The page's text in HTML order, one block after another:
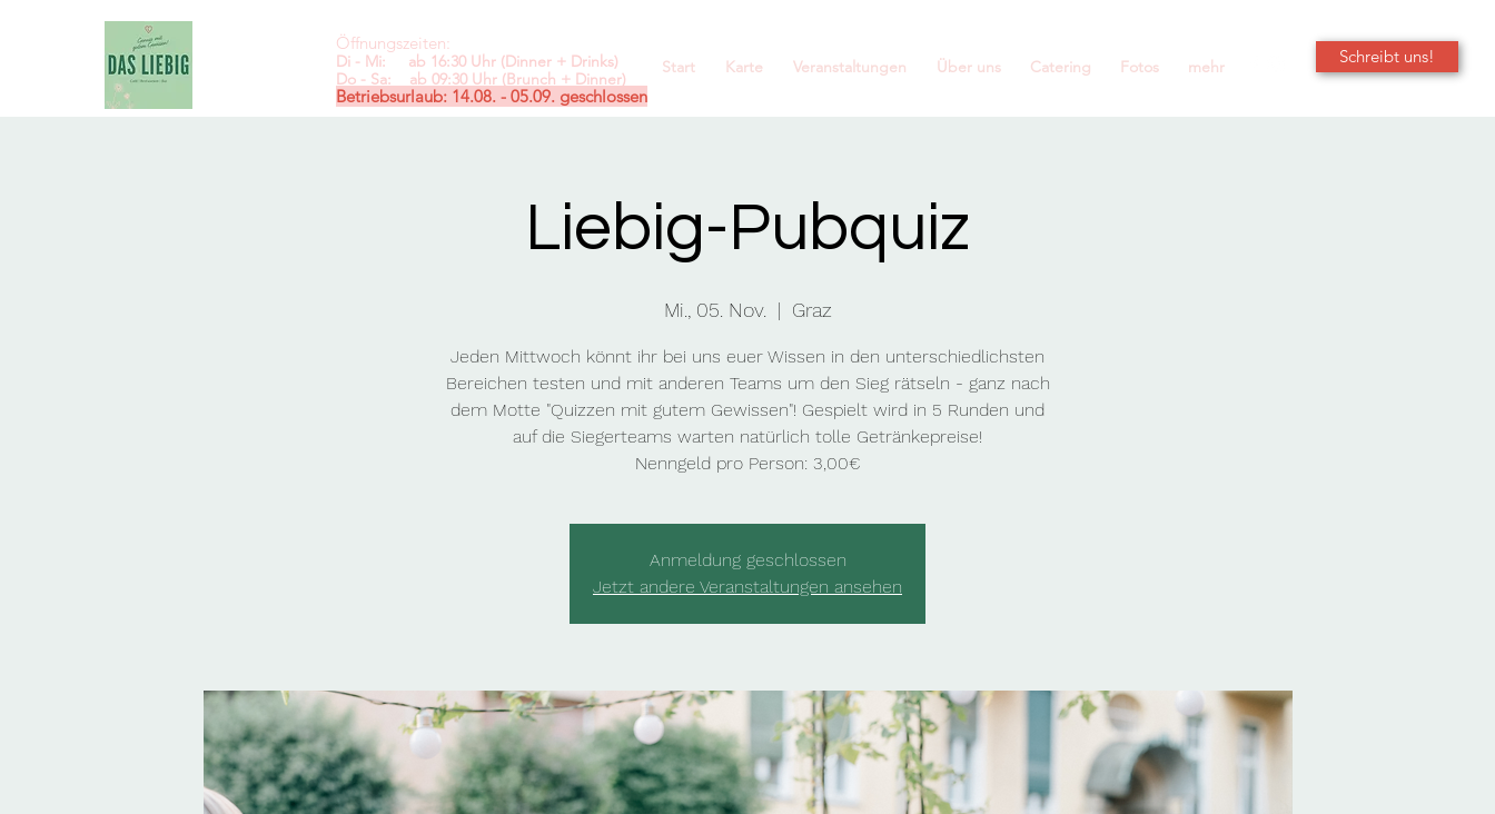
Schreibt uns!
Öffnungszeiten:
Di - Mi: ab 16:30 Uhr (Dinner + Drinks)
Do - Sa: ab 09:30 Uhr (Brunch + Dinner)
Betriebsurlaub: 14.08. - 05.09. geschlossen
Start Karte Veranstaltungen Über uns Catering Fotos mehr
Liebig-Pubquiz
Mi., 05. Nov.
  |
Graz
Jeden Mittwoch könnt ihr bei uns euer Wissen in den unterschiedlichsten
Bereichen testen und mit anderen Teams um den Sieg rätseln - ganz nach
dem Motte "Quizzen mit gutem Gewissen"! Gespielt wird in 5 Runden und
auf die Siegerteams warten natürlich tolle Getränkepreise!
Nenngeld pro Person: 3,00€
Anmeldung geschlossen
Jetzt andere Veranstaltungen ansehen